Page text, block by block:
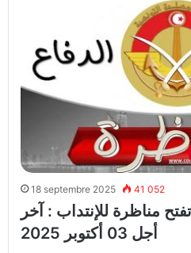
18 septembre 2025 41 052
مناظرة للإنتداب : آخر
أجل 03 أكتوبر 2025